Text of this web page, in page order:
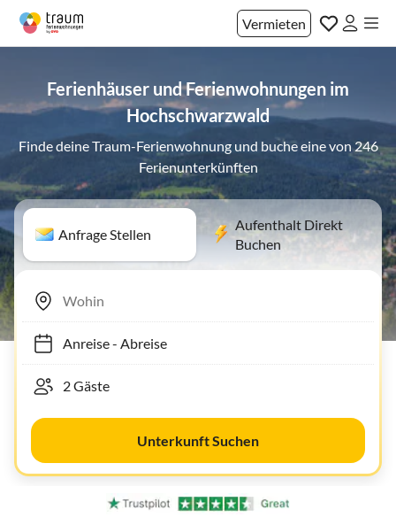
Vermieten
Ferienhäuser und Ferienwohnungen im
Hochschwarzwald
Finde deine Traum-Ferienwohnung und buche eine von 246
Ferienunterkünften
Anfrage Stellen
Aufenthalt Direkt
Buchen
Anreise- Abreise
Unterkunft Suchen